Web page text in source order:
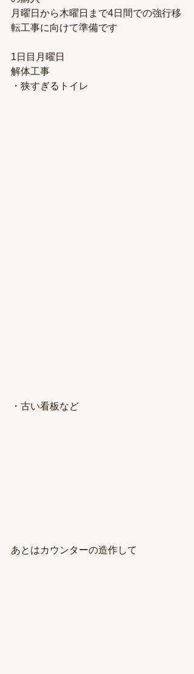
月曜日から木曜日まで4日間での強行移
転工事に向けて準備です
1日目月曜日
解体工事
・狭すぎるトイレ
・古い看板など
あとはカウンターの造作して